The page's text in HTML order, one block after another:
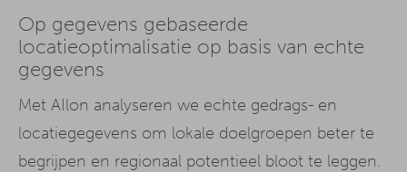
Op gegevens gebaseerde
locatieoptimalisatie op basis van echte
gegevens
Met AIlon analyseren we echte gedrags- en
locatiegegevens om lokale doelgroepen beter te
begrijpen en regionaal potentieel bloot te leggen.